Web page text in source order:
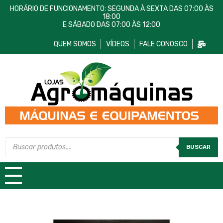
HORÁRIO DE FUNCIONAMENTO: SEGUNDA À SEXTA DAS 07:00 ÀS
18:00
E SÁBADO DAS 07:00 ÀS 12:00
QUEM SOMOS VÍDEOS FALE CONOSCO
BUSCAR
TODAS AS CATEGORIAS